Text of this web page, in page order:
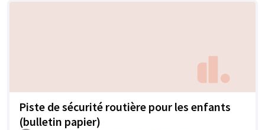
Piste de sécurité routière pour les enfants
(bulletin papier)